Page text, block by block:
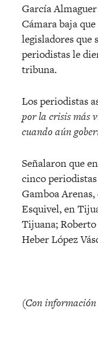
García
Cámara baja
legisladores que
periodistas le
tribuna.
Los periodistas
por la crisis más
cuando aún
Señalaron que
cinco
Gamboa
Esquivel, en
Tijuana;
Heber López
(Con